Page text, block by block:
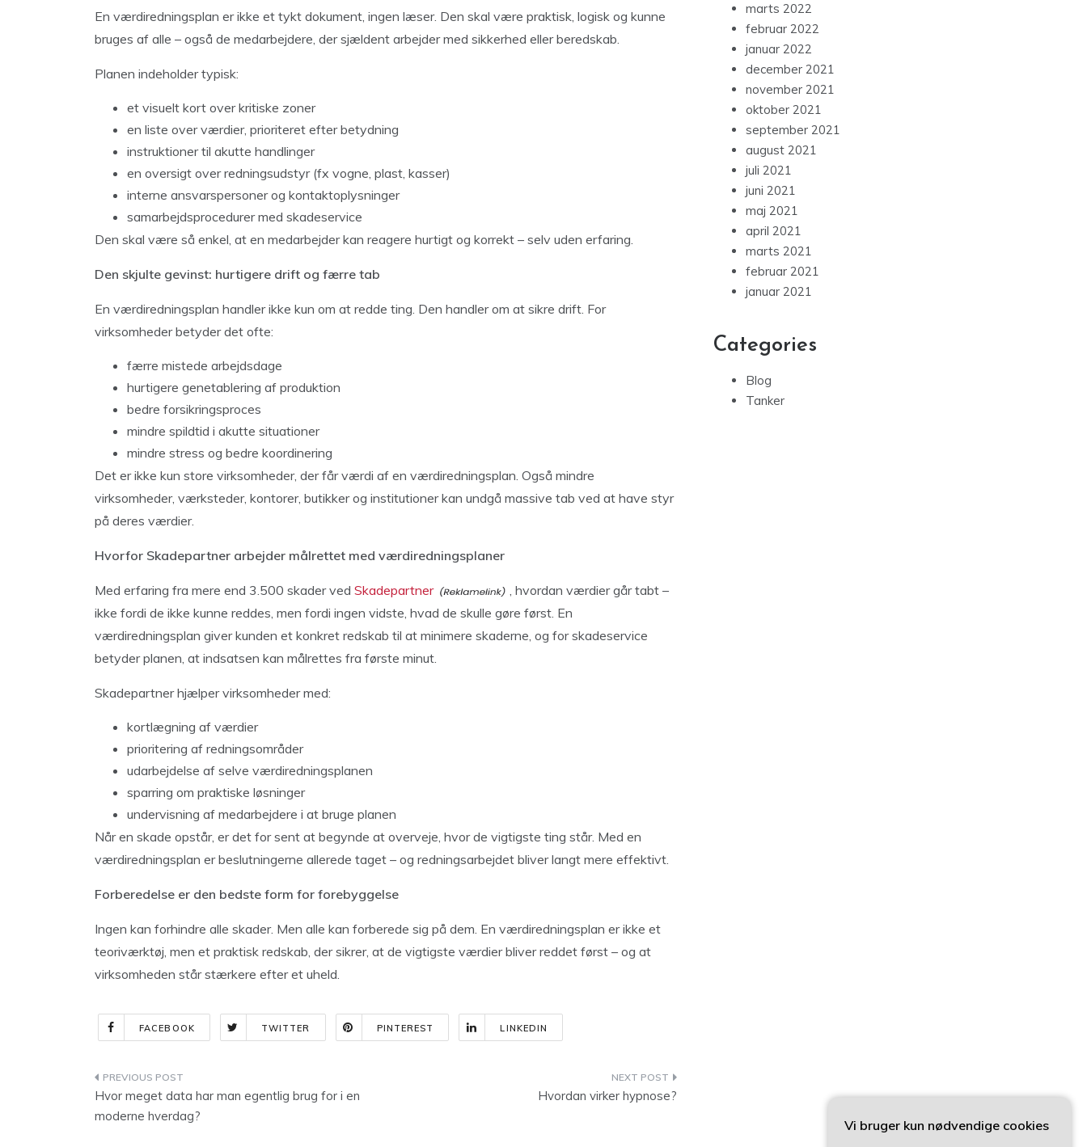
En værdiredningsplan er ikke et tykt dokument, ingen læser. Den skal være praktisk, logisk og kunne
bruges af alle – også de medarbejdere, der sjældent arbejder med sikkerhed eller beredskab.
Planen indeholder typisk:
et visuelt kort over kritiske zoner
en liste over værdier, prioriteret efter betydning
instruktioner til akutte handlinger
en oversigt over redningsudstyr (fx vogne, plast, kasser)
interne ansvarspersoner og kontaktoplysninger
samarbejdsprocedurer med skadeservice
Den skal være så enkel, at en medarbejder kan reagere hurtigt og korrekt – selv uden erfaring.
Den skjulte gevinst: hurtigere drift og færre tab
En værdiredningsplan handler ikke kun om at redde ting. Den handler om at sikre drift. For
virksomheder betyder det ofte:
færre mistede arbejdsdage
hurtigere genetablering af produktion
bedre forsikringsproces
mindre spildtid i akutte situationer
mindre stress og bedre koordinering
Det er ikke kun store virksomheder, der får værdi af en værdiredningsplan. Også mindre
virksomheder, værksteder, kontorer, butikker og institutioner kan undgå massive tab ved at have styr
på deres værdier.
Hvorfor Skadepartner arbejder målrettet med værdiredningsplaner
Med erfaring fra mere end 3.500 skader ved Skadepartner
, hvordan værdier går tabt –
ikke fordi de ikke kunne reddes, men fordi ingen vidste, hvad de skulle gøre først. En
værdiredningsplan giver kunden et konkret redskab til at minimere skaderne, og for skadeservice
betyder planen, at indsatsen kan målrettes fra første minut.
Skadepartner hjælper virksomheder med:
kortlægning af værdier
prioritering af redningsområder
udarbejdelse af selve værdiredningsplanen
sparring om praktiske løsninger
undervisning af medarbejdere i at bruge planen
Når en skade opstår, er det for sent at begynde at overveje, hvor de vigtigste ting står. Med en
værdiredningsplan er beslutningerne allerede taget – og redningsarbejdet bliver langt mere effektivt.
Forberedelse er den bedste form for forebyggelse
Ingen kan forhindre alle skader. Men alle kan forberede sig på dem. En værdiredningsplan er ikke et
teoriværktøj, men et praktisk redskab, der sikrer, at de vigtigste værdier bliver reddet først – og at
virksomheden står stærkere efter et uheld.
FACEBOOK TWITTER PINTEREST LINKEDIN
Indlægsnavigation
Hvor meget data har man egentlig brug for i en
moderne hverdag?
Hvordan virker hypnose?
marts 2022
februar 2022
januar 2022
december 2021
november 2021
oktober 2021
september 2021
august 2021
juli 2021
juni 2021
maj 2021
april 2021
marts 2021
februar 2021
januar 2021
Categories
Blog
Tanker
Vi bruger kun nødvendige cookies